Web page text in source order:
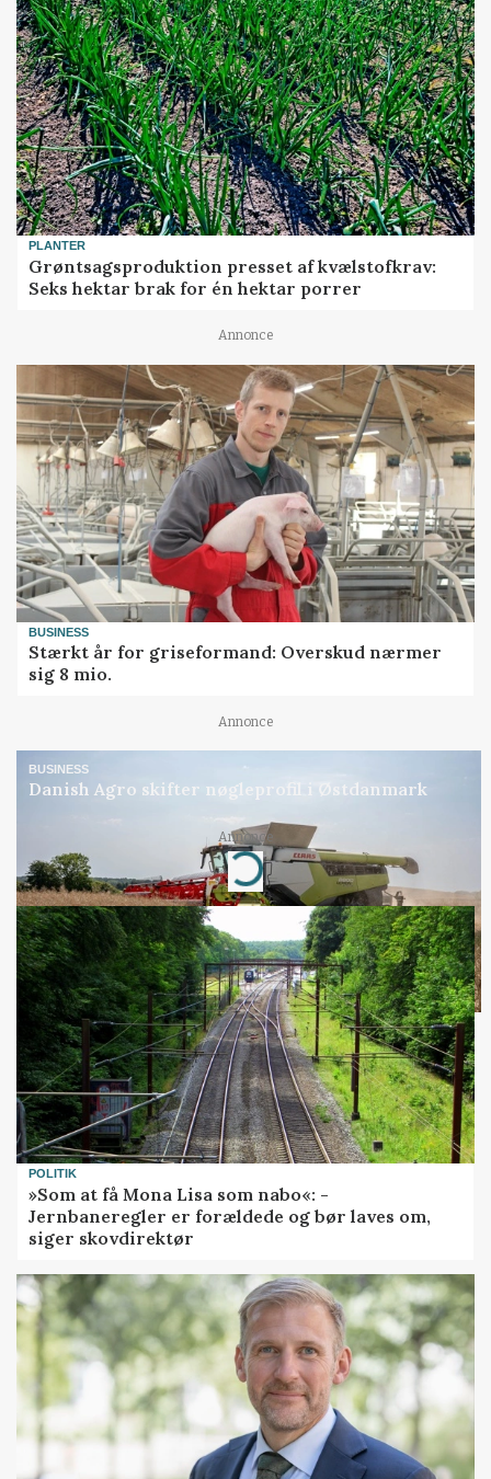
PLANTER
Grøntsagsproduktion presset af kvælstofkrav:
Seks hektar brak for én hektar porrer
Annonce
BUSINESS
Stærkt år for griseformand: Overskud nærmer
sig 8 mio.
Annonce
BUSINESS
Danish Agro skifter nøgleprofil i Østdanmark
Annonce
Loading...
POLITIK
»Som at få Mona Lisa som nabo«: -
Jernbaneregler er forældede og bør laves om,
siger skovdirektør